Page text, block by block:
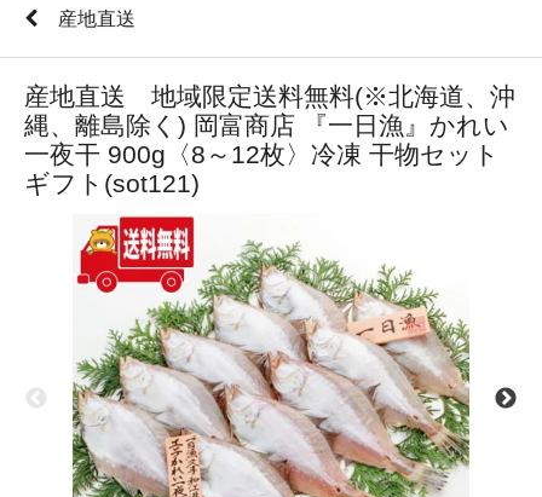
産地直送
産地直送 地域限定送料無料(※北海道、沖
縄、離島除く) 岡富商店 『一日漁』かれい
一夜干 900g〈8～12枚〉冷凍 干物セット
ギフト(sot121)